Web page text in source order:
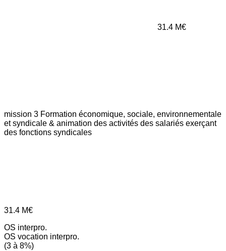
31.4 M€
mission 3 Formation économique, sociale, environnementale
et syndicale & animation des activités des salariés exerçant
des fonctions syndicales
31.4 M€
OS interpro.
OS vocation interpro.
(3 à 8%)